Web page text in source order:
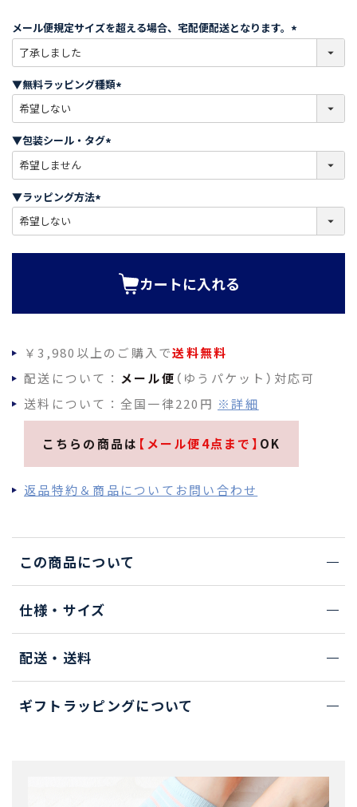
メール便規定サイズを超える場合、宅配便配送となります。
必
)
▼無料ラッピング種類
必
)
▼包装シール・タグ
必
)
▼ラッピング方法
必
カートに入れる
￥3,980以上のご購入で送料無料
配送について： メール便 （ゆうパケット）対応可
送料について：全国一律220円 ※詳細
こちらの商品は 【メール便4点まで】 OK
返品特約＆商品についてお問い合わせ
この商品について
仕様・サイズ
配送・送料
ギフトラッピングについて